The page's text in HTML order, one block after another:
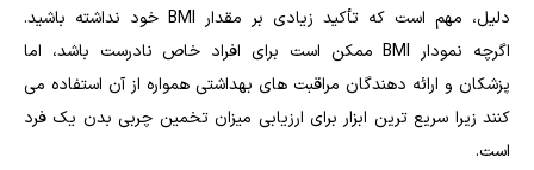
دلیل، مهم است که تأکید زیادی بر مقدار BMI خود نداشته باشید.
اگرچه نمودار BMI ممکن است برای افراد خاص نادرست باشد، اما
پزشکان و ارائه دهندگان مراقبت های بهداشتی همواره از آن استفاده می
کنند زیرا سریع ترین ابزار برای ارزیابی میزان تخمین چربی بدن یک فرد
است.